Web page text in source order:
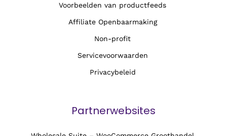
Voorbeelden van productfeeds
Affiliate Openbaarmaking
Non-profit
Servicevoorwaarden
Privacybeleid
Partnerwebsites